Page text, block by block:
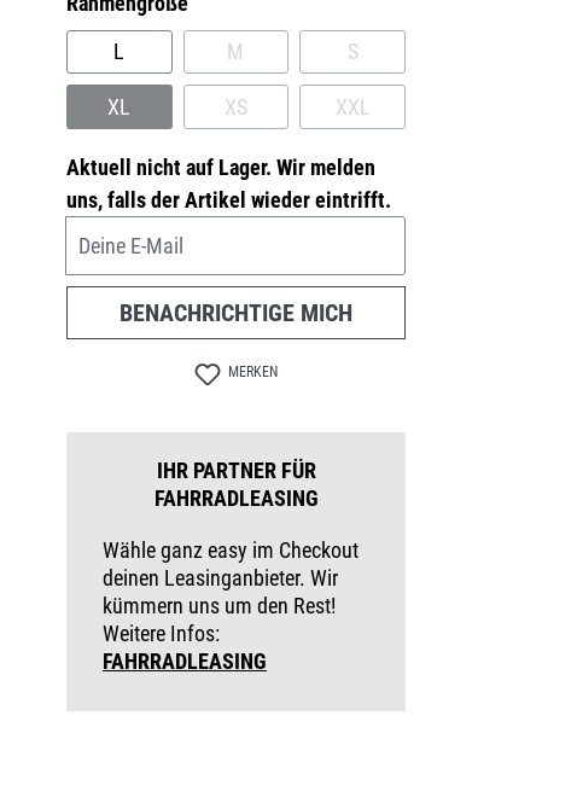
L
M
(DIESE OPTION IST ZURZEIT NICHT
S
(DIESE OPTION IST ZURZEIT
XL
(DIESE OPTION IST ZURZEIT NICHT VERFÜGBAR.)
XS
(DIESE OPTION IST ZURZEIT NICHT
XXL
(DIESE OPTION IST ZURZEIT
Aktuell nicht auf Lager. Wir melden
uns, falls der Artikel wieder eintrifft.
Deine E-Mail
BENACHRICHTIGE MICH
MERKEN
IHR PARTNER FÜR
FAHRRADLEASING
Wähle ganz easy im Checkout
deinen Leasinganbieter. Wir
kümmern uns um den Rest!
Weitere Infos:
FAHRRADLEASING